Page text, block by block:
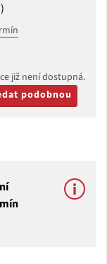
již není dostupná.
podobnou